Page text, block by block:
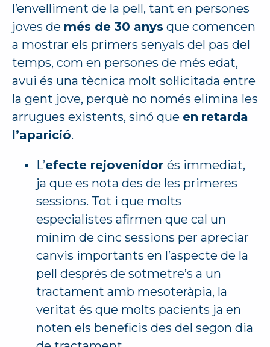
l’envelliment de la pell, tant en persones
joves de més de 30 anys que comencen
a mostrar els primers senyals del pas del
temps, com en persones de més edat,
avui és una tècnica molt sol·licitada entre
la gent jove, perquè no només elimina les
arrugues existents, sinó que en retarda
l’aparició.
L’efecte rejovenidor és immediat,
ja que es nota des de les primeres
sessions. Tot i que molts
especialistes afirmen que cal un
mínim de cinc sessions per apreciar
canvis importants en l’aspecte de la
pell després de sotmetre’s a un
tractament amb mesoteràpia, la
veritat és que molts pacients ja en
noten els beneficis des del segon dia